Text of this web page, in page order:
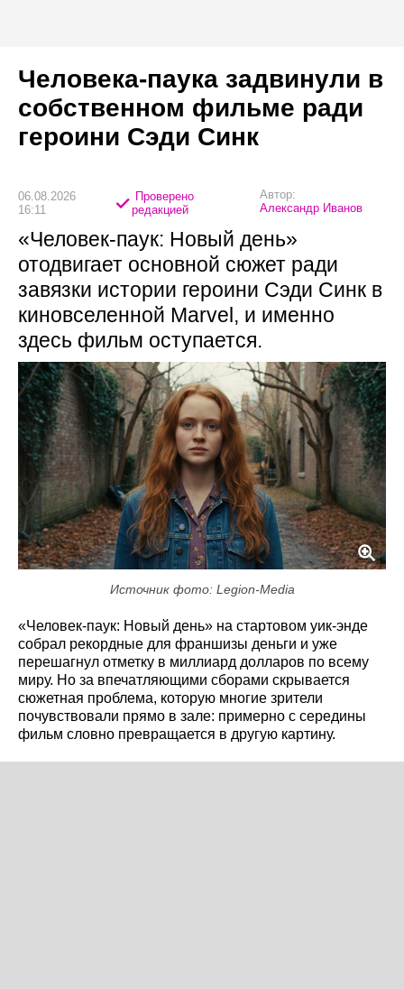
Человека-паука задвинули в
собственном фильме ради
героини Сэди Синк
06.08.2026
16:11
Проверено
редакцией
Автор:
Александр Иванов
«Человек-паук: Новый день»
отодвигает основной сюжет ради
завязки истории героини Сэди Синк в
киновселенной Marvel, и именно
здесь фильм оступается.
Источник фото: Legion-Media
«Человек-паук: Новый день» на стартовом уик-энде
собрал рекордные для франшизы деньги и уже
перешагнул отметку в миллиард долларов по всему
миру. Но за впечатляющими сборами скрывается
сюжетная проблема, которую многие зрители
почувствовали прямо в зале: примерно с середины
фильм словно превращается в другую картину.